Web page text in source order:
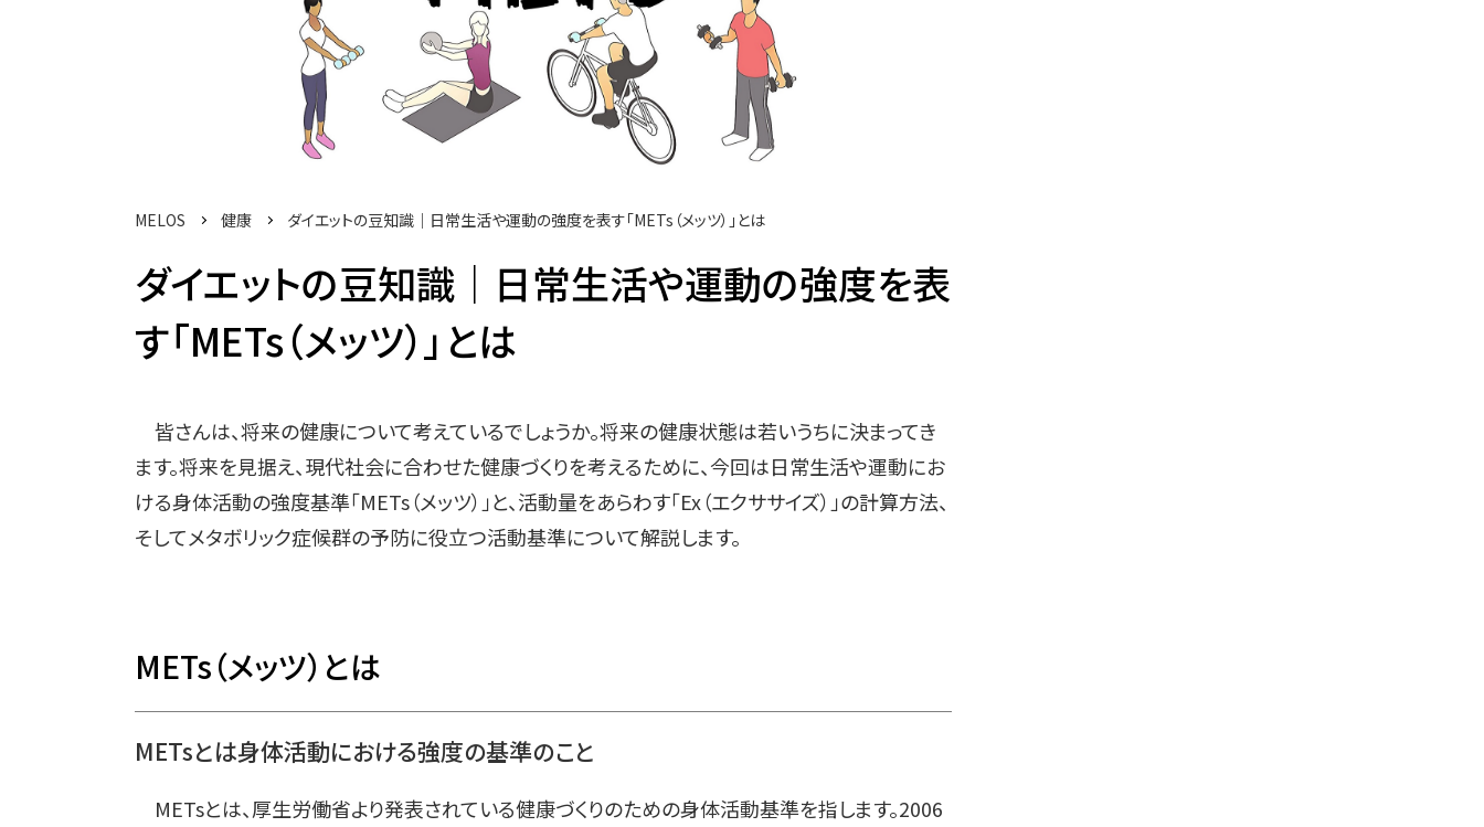
MELOS 健康 ダイエットの豆知識｜日常生活や運動の強度を表す「METs（メッツ）」とは
ダイエットの豆知識｜日常生活や運動の強度を表
す「METs（メッツ）」とは
皆さんは、将来の健康について考えているでしょうか。将来の健康状態は若いうちに決まってき
ます。将来を見据え、現代社会に合わせた健康づくりを考えるために、今回は日常生活や運動にお
ける身体活動の強度基準「METs（メッツ）」と、活動量をあらわす「Ex（エクササイズ）」の計算方法、
そしてメタボリック症候群の予防に役立つ活動基準について解説します。
METs（メッツ）とは
METsとは身体活動における強度の基準のこと
METsとは、厚生労働省より発表されている健康づくりのための身体活動基準を指します。2006